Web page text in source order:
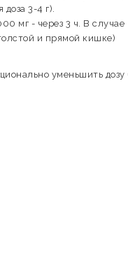
3-4 г).
мг - через 3 ч. В случае
и прямой кишке)
уменьшить дозу